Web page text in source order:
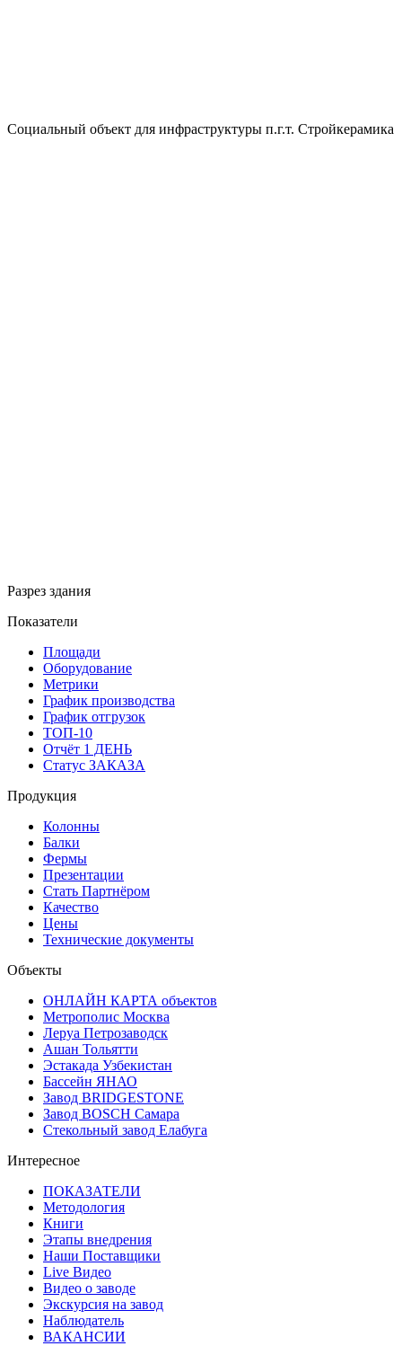
Социальный объект для инфраструктуры п.г.т. Стройкерамика
Разрез здания
Показатели
Площади
Оборудование
Метрики
График производства
График отгрузок
ТОП-10
Отчёт 1 ДЕНЬ
Статус ЗАКАЗА
Продукция
Колонны
Балки
Фермы
Презентации
Стать Партнёром
Качество
Цены
Технические документы
Объекты
ОНЛАЙН КАРТА объектов
Метрополис Москва
Леруа Петрозаводск
Ашан Тольятти
Эстакада Узбекистан
Бассейн ЯНАО
Завод BRIDGESTONE
Завод BOSCH Самара
Стекольный завод Елабуга
Интересное
ПОКАЗАТЕЛИ
Методология
Книги
Этапы внедрения
Наши Поставщики
Live Видео
Видео о заводе
Экскурсия на завод
Наблюдатель
ВАКАНСИИ